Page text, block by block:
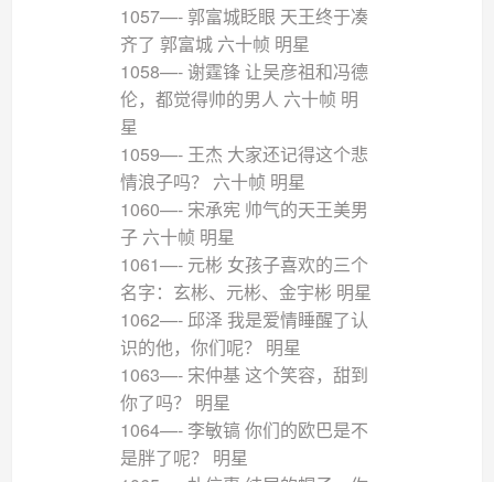
1057—- 郭富城眨眼 天王终于凑
齐了 郭富城 六十帧 明星
1058—- 谢霆锋 让吴彦祖和冯德
伦，都觉得帅的男人 六十帧 明
星
1059—- 王杰 大家还记得这个悲
情浪子吗？ 六十帧 明星
1060—- 宋承宪 帅气的天王美男
子 六十帧 明星
1061—- 元彬 女孩子喜欢的三个
名字：玄彬、元彬、金宇彬 明星
1062—- 邱泽 我是爱情睡醒了认
识的他，你们呢？ 明星
1063—- 宋仲基 这个笑容，甜到
你了吗？ 明星
1064—- 李敏镐 你们的欧巴是不
是胖了呢？ 明星